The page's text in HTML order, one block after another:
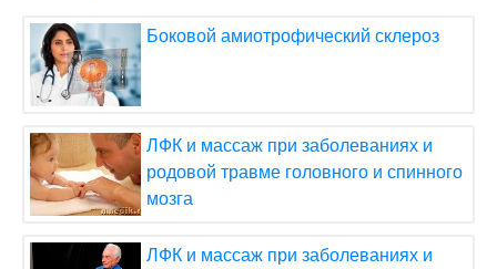
Боковой амиотрофический склероз
ЛФК и массаж при заболеваниях и
родовой травме головного и спинного
мозга
ЛФК и массаж при заболеваниях и